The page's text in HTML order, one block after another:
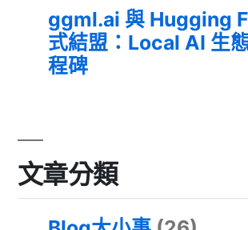
ggml.ai 與 Hugging
式結盟：Local AI 生
程碑
文章分類